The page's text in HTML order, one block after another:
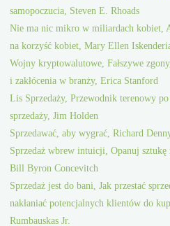
samopoczucia, Steven E. Rhoads
Nie ma nic mikro w miliardach kobiet,
na korzyść kobiet, Mary Ellen
Wojny kryptowalutowe, Fałszywe
i zakłócenia w branży, Erica Stanford
Lis Sprzedaży, Przewodnik terenowy
sprzedaży, Jim Holden
Sprzedawać, aby wygrać, Richard
Sprzedaż wbrew intuicji, Opanuj sztukę
Bill Byron Concevitch
Sprzedaż jest do bani, Jak przestać
nakłaniać potencjalnych klientów do
Rumbauskas Jr.